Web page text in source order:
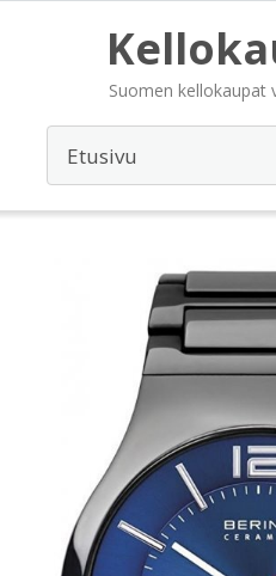
Suomen kellokaupat